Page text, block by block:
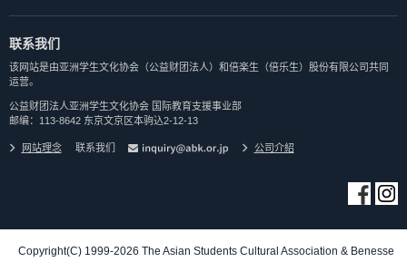
联系我们
该网站是由亚洲学生文化协会（公益财团法人）和倍楽生（倍乐生）股份有限公司共同
运营。
公益财团法人亚洲学生文化协会 国际教育支援事业部
邮编：113-8642 东京文京区本驹込2-12-13
网站理念 联系我们 公司介紹
Copyright(C) 1999-2026 The Asian Students Cultural Association & Benesse